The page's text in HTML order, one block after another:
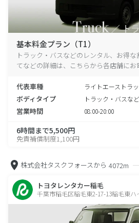
基本料金プラン（T1）
トラック・バスなどのレンタル、お得
てなどの詳細は、こちらから各店舗にお
代表車種 ライトエーストラ
ボディタイプ トラック・バスなど
営業時間 08:00-20:00
6時間まで5,500円
免責補償制度1,100円
株式会社タスクフォースから 4072m
トヨタレンタカー稲毛
千葉市稲毛区稲毛東2-17-13稲毛東ハ